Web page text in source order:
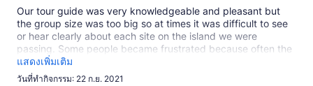
Our tour guide was very knowledgeable and pleasant but
the group size was too big so at times it was difficult to see
or hear clearly about each site on the island we were
passing. Some people became frustrated because often the
her voice on the headset was difficult to understand and
would fade in and out when we were in areas with walls.
แสดงเพิ่มเติม
วันที่ทำกิจกรรม: 22 ก.ย. 2021